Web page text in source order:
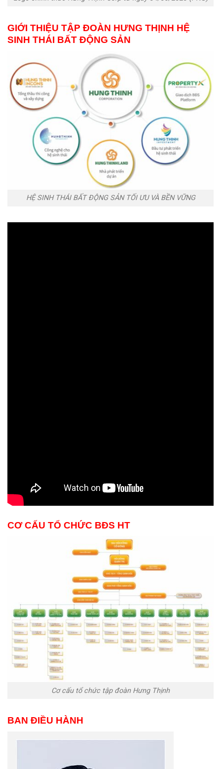
GIỚI THIỆU TẬP ĐOÀN HƯNG THỊNH HỆ
SINH THÁI BẤT ĐỘNG SẢN
HỆ SINH THÁI BẤT ĐỘNG SẢN TỐI ƯU VÀ BỀN VỮNG
CƠ CẤU TỔ CHỨC BĐS HT
Cơ cấu tổ chức tập đoàn Hưng Thịnh
BAN ĐIỀU HÀNH